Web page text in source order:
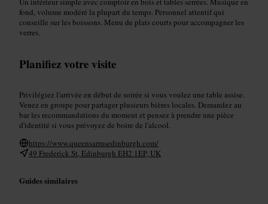
fond, volume modéré la plupart du temps. Personnel attentif qui
conseille sur les boissons. Menu de plats courts pour accompagner les
verres.
Planifiez votre visite
Privilégiez l'arrivée en début de soirée si vous voulez une table assise.
Venez en groupe pour partager plusieurs bières locales. Demandez au
bar les recommandations du moment et pensez à prendre une pièce
d'identité si vous prévoyez de boire de l'alcool.
https://www.queensarmsedinburgh.com/
49 Frederick St, Edinburgh EH2 1EP, UK
Guides similaires